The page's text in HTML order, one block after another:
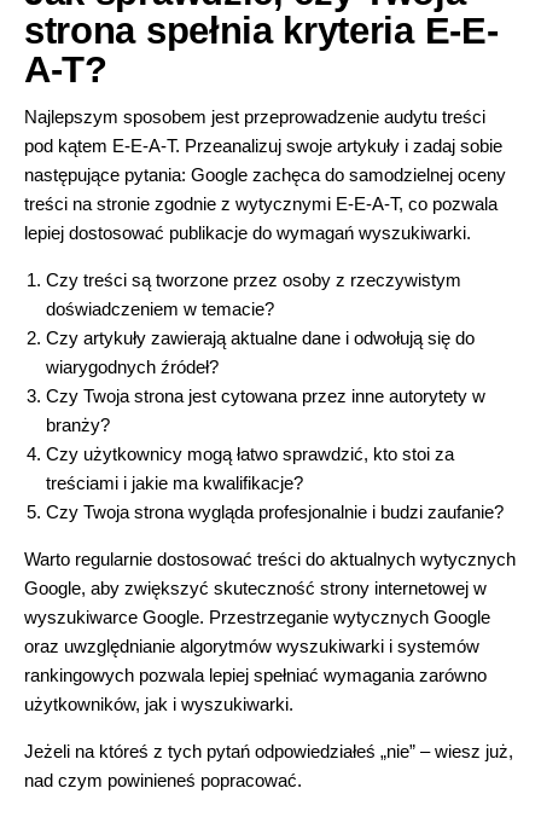
strona spełnia kryteria E-E-
A-T?
Najlepszym sposobem jest przeprowadzenie audytu treści
pod kątem E-E-A-T. Przeanalizuj swoje artykuły i zadaj sobie
następujące pytania: Google zachęca do samodzielnej oceny
treści na stronie zgodnie z wytycznymi E-E-A-T, co pozwala
lepiej dostosować publikacje do wymagań wyszukiwarki.
Czy treści są tworzone przez osoby z rzeczywistym
doświadczeniem w temacie?
Czy artykuły zawierają aktualne dane i odwołują się do
wiarygodnych źródeł?
Czy Twoja strona jest cytowana przez inne autorytety w
branży?
Czy użytkownicy mogą łatwo sprawdzić, kto stoi za
treściami i jakie ma kwalifikacje?
Czy Twoja strona wygląda profesjonalnie i budzi zaufanie?
Warto regularnie dostosować treści do aktualnych wytycznych
Google, aby zwiększyć skuteczność strony internetowej w
wyszukiwarce Google. Przestrzeganie wytycznych Google
oraz uwzględnianie algorytmów wyszukiwarki i systemów
rankingowych pozwala lepiej spełniać wymagania zarówno
użytkowników, jak i wyszukiwarki.
Jeżeli na któreś z tych pytań odpowiedziałeś „nie” – wiesz już,
nad czym powinieneś popracować.